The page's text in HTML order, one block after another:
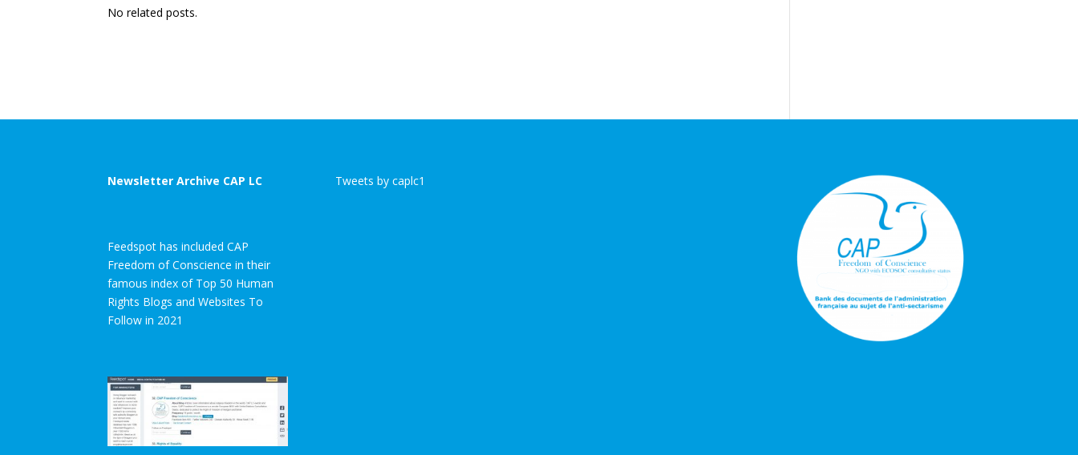
No related posts.
Newsletter Archive CAP LC
Feedspot has included CAP
Freedom of Conscience in their
famous index of Top 50 Human
Rights Blogs and Websites To
Follow in 2021
Tweets by caplc1